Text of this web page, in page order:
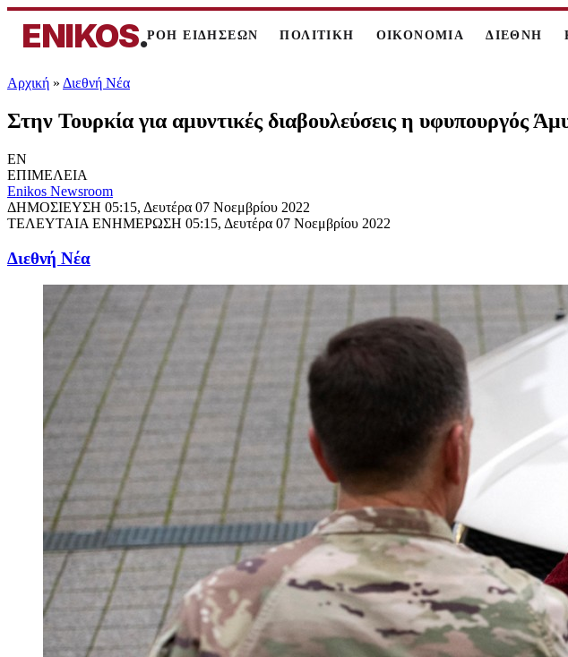
ENIKOS.ΡΟΗ ΕΙΔΗΣΕΩΝ ΠΟΛΙΤΙΚΗ ΟΙΚΟΝΟΜΙΑ ΔΙΕΘΝΗ
Αρχική » Διεθνή Νέα
Στην Τουρκία για αμυντικές διαβουλεύσεις η υφυπουργός
EN
ΕΠΙΜΕΛΕΙΑ
Enikos Newsroom
ΔΗΜΟΣΙΕΥΣΗ 05:15, Δευτέρα 07 Νοεμβρίου 2022
ΤΕΛΕΥΤΑΙΑ ΕΝΗΜΕΡΩΣΗ 05:15, Δευτέρα 07 Νοεμβρίου 2022
Διεθνή Νέα